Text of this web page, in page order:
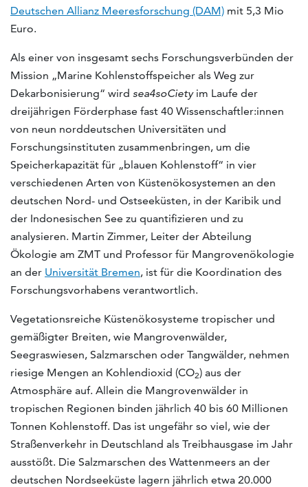
Deutschen Allianz Meeresforschung (DAM) mit 5,3 Mio
Euro.
Als einer von insgesamt sechs Forschungsverbünden der
Mission „Marine Kohlenstoffspeicher als Weg zur
Dekarbonisierung“ wird sea4soCiety im Laufe der
dreijährigen Förderphase fast 40 Wissenschaftler:innen
von neun norddeutschen Universitäten und
Forschungsinstituten zusammenbringen, um die
Speicherkapazität für „blauen Kohlenstoff“ in vier
verschiedenen Arten von Küstenökosystemen an den
deutschen Nord- und Ostseeküsten, in der Karibik und
der Indonesischen See zu quantifizieren und zu
analysieren. Martin Zimmer, Leiter der Abteilung
Ökologie am ZMT und Professor für Mangrovenökologie
an der Universität Bremen, ist für die Koordination des
Forschungsvorhabens verantwortlich.
Vegetationsreiche Küstenökosysteme tropischer und
gemäßigter Breiten, wie Mangrovenwälder,
Seegraswiesen, Salzmarschen oder Tangwälder, nehmen
riesige Mengen an Kohlendioxid (CO2) aus der
Atmosphäre auf. Allein die Mangrovenwälder in
tropischen Regionen binden jährlich 40 bis 60 Millionen
Tonnen Kohlenstoff. Das ist ungefähr so viel, wie der
Straßenverkehr in Deutschland als Treibhausgase im Jahr
ausstößt. Die Salzmarschen des Wattenmeers an der
deutschen Nordseeküste lagern jährlich etwa 20.000